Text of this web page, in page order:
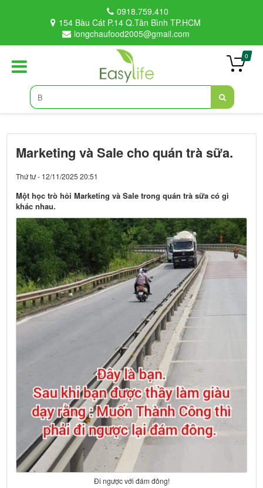
0918.759.410
154 Bàu Cát P.14 Q.Tân Bình TP.HCM
longchaufood2005@gmail.com
0
Marketing và Sale cho quán trà sữa.
Thứ tư - 12/11/2025 20:51
Một học trò hỏi Marketing và Sale trong quán trà sữa có gì
khác nhau.
Đi ngược với đám đông!